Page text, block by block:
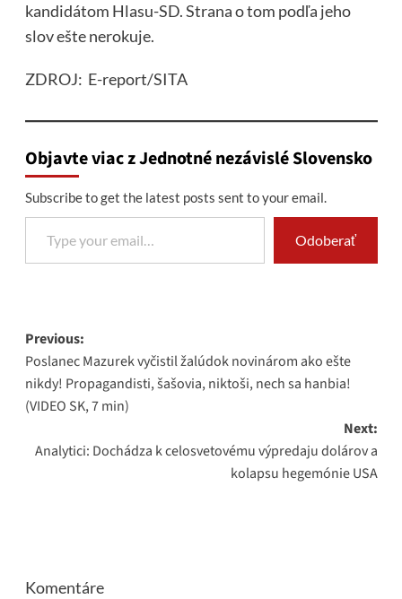
kandidátom Hlasu-SD. Strana o tom podľa jeho
slov ešte nerokuje.
ZDROJ: E-report/SITA
Objavte viac z Jednotné nezávislé Slovensko
Subscribe to get the latest posts sent to your email.
Type your email…
Odoberať
Post
navigation
Previous:
Poslanec Mazurek vyčistil žalúdok novinárom ako ešte
nikdy! Propagandisti, šašovia, niktoši, nech sa hanbia!
(VIDEO SK, 7 min)
Next:
Analytici: Dochádza k celosvetovému výpredaju dolárov a
kolapsu hegemónie USA
Komentáre